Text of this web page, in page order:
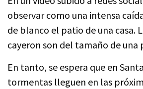
observar como una intensa
de blanco el patio de una casa.
cayeron son del tamaño de
En tanto, se espera que en
tormentas lleguen en las